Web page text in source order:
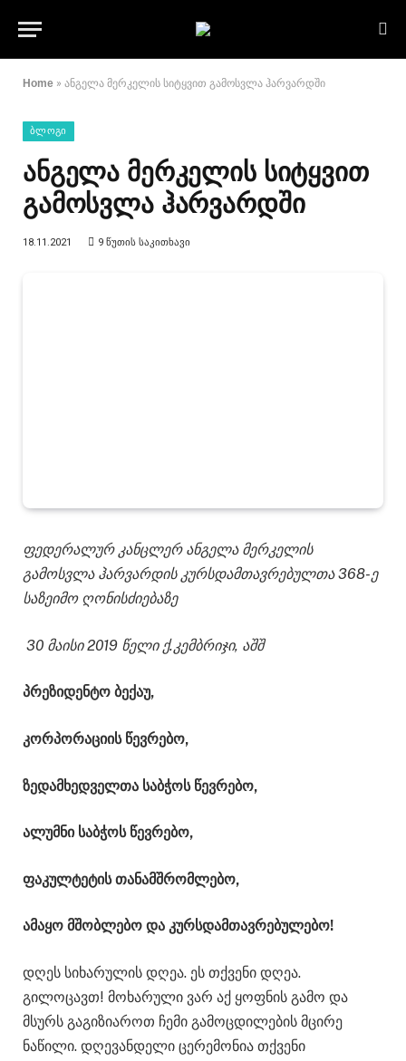
Home » ანგელა მერკელის სიტყვით გამოსვლა ჰარვარდში
ᲑᲚᲝᲒᲘ
ანგელა მერკელის სიტყვით
გამოსვლა ჰარვარდში
18.11.2021 9 ᲬᲣᲗᲘᲡ ᲡᲐᲙᲘᲗᲮᲐᲕᲘ
ფედერალურ კანცლერ ანგელა მერკელის
გამოსვლა ჰარვარდის კურსდამთავრებულთა 368-ე
საზეიმო ღონისძიებაზე
30 მაისი 2019 წელი ქ.კემბრიჯი, აშშ
პრეზიდენტო ბექაუ,
კორპორაციის წევრებო,
ზედამხედველთა საბჭოს წევრებო,
ალუმნი საბჭოს წევრებო,
ფაკულტეტის თანამშრომლებო,
ამაყო მშობლებო და კურსდამთავრებულებო!
დღეს სიხარულის დღეა. ეს თქვენი დღეა.
გილოცავთ! მოხარული ვარ აქ ყოფნის გამო და
მსურს გაგიზიაროთ ჩემი გამოცდილების მცირე
ნაწილი. დღევანდელი ცერემონია თქვენი